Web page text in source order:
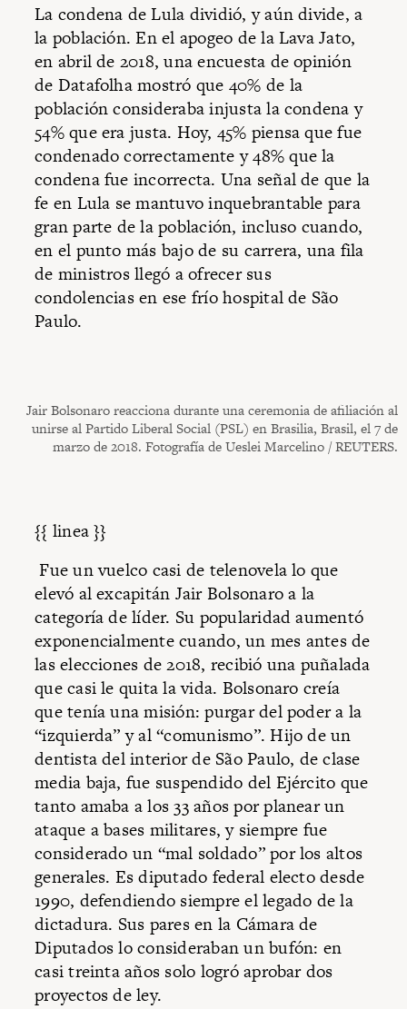
La condena de Lula dividió, y aún divide, a
la población. En el apogeo de la Lava Jato,
en abril de 2018, una encuesta de opinión
de Datafolha mostró que 40% de la
población consideraba injusta la condena y
54% que era justa. Hoy, 45% piensa que fue
condenado correctamente y 48% que la
condena fue incorrecta. Una señal de que la
fe en Lula se mantuvo inquebrantable para
gran parte de la población, incluso cuando,
en el punto más bajo de su carrera, una fila
de ministros llegó a ofrecer sus
condolencias en ese frío hospital de São
Paulo.
Jair Bolsonaro reacciona durante una ceremonia de afiliación al
unirse al Partido Liberal Social (PSL) en Brasilia, Brasil, el 7 de
marzo de 2018. Fotografía de Ueslei Marcelino / REUTERS.
{{ linea }}
Fue un vuelco casi de telenovela lo que
elevó al excapitán Jair Bolsonaro a la
categoría de líder. Su popularidad aumentó
exponencialmente cuando, un mes antes de
las elecciones de 2018, recibió una puñalada
que casi le quita la vida. Bolsonaro creía
que tenía una misión: purgar del poder a la
“izquierda” y al “comunismo”. Hijo de un
dentista del interior de São Paulo, de clase
media baja, fue suspendido del Ejército que
tanto amaba a los 33 años por planear un
ataque a bases militares, y siempre fue
considerado un “mal soldado” por los altos
generales. Es diputado federal electo desde
1990, defendiendo siempre el legado de la
dictadura. Sus pares en la Cámara de
Diputados lo consideraban un bufón: en
casi treinta años solo logró aprobar dos
proyectos de ley.